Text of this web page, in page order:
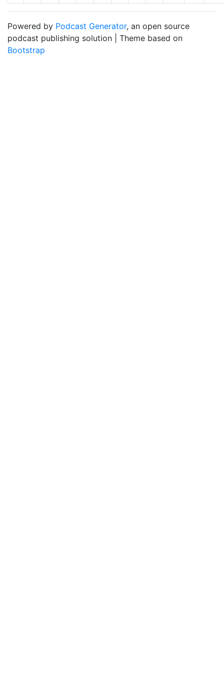
Powered by Podcast Generator, an open source
podcast publishing solution | Theme based on
Bootstrap